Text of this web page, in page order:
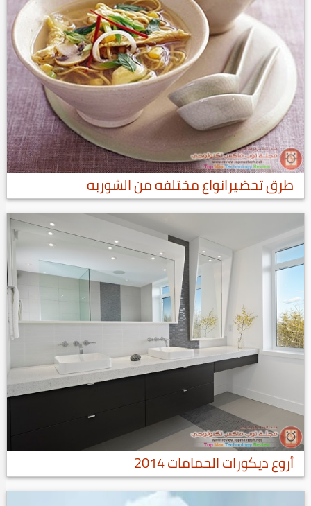
طرق تحضيرانواع مختلفه من الشوربه
أروع ديكورات الحمامات 2014